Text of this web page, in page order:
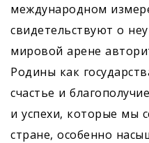
международном
свидетельствуют о
мировой арене
Родины как
счастье и
и успехи, которые мы
стране, особенно